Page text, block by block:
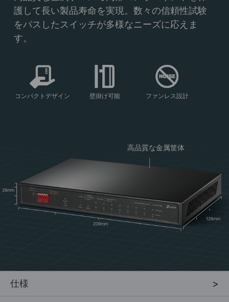
高品質な金属筐体
26mm
209mm
126mm
護して長い製品寿命を実現。数々の信頼性試験
をパスしたスイッチが多様なニーズに応えま
す。
コンパクトデザイン 壁掛け可能 ファンレス設計
仕様